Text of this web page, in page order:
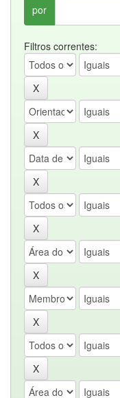
por
Filtros correntes: